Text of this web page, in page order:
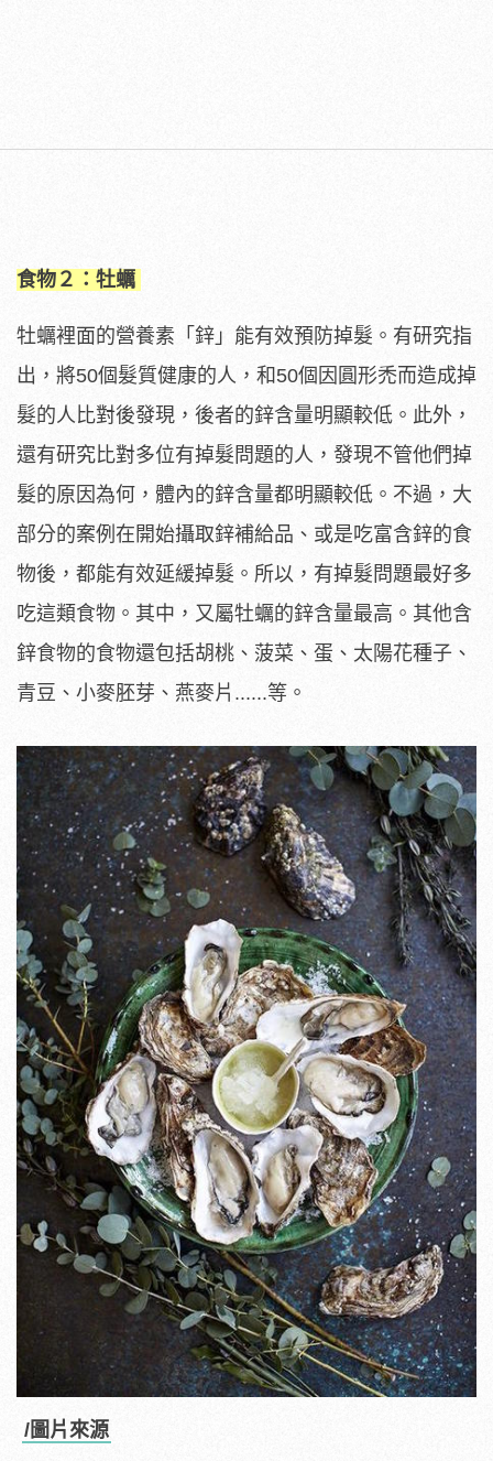
食物２：牡蠣
牡蠣裡面的營養素「鋅」能有效預防掉髮。有研究指
出，將50個髮質健康的人，和50個因圓形禿而造成掉
髮的人比對後發現，後者的鋅含量明顯較低。此外，
還有研究比對多位有掉髮問題的人，發現不管他們掉
髮的原因為何，體內的鋅含量都明顯較低。不過，大
部分的案例在開始攝取鋅補給品、或是吃富含鋅的食
物後，都能有效延緩掉髮。所以，有掉髮問題最好多
吃這類食物。其中，又屬牡蠣的鋅含量最高。其他含
鋅食物的食物還包括胡桃、菠菜、蛋、太陽花種子、
青豆、小麥胚芽、燕麥片......等。
/圖片來源